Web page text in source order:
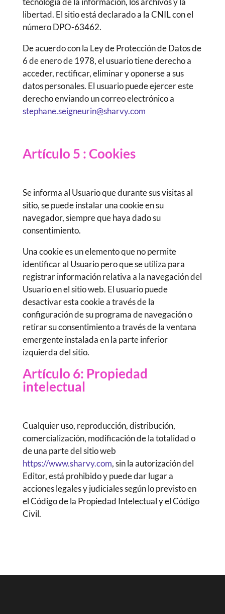
libertad. El sitio está declarado a la CNIL con el
número DPO-63462.
De acuerdo con la Ley de Protección de Datos de
6 de enero de 1978, el usuario tiene derecho a
acceder, rectificar, eliminar y oponerse a sus
datos personales. El usuario puede ejercer este
derecho enviando un correo electrónico a
stephane.seigneurin@sharvy.com
Artículo 5 : Cookies
Se informa al Usuario que durante sus visitas al
sitio, se puede instalar una cookie en su
navegador, siempre que haya dado su
consentimiento.
Una cookie es un elemento que no permite
identificar al Usuario pero que se utiliza para
registrar información relativa a la navegación del
Usuario en el sitio web. El usuario puede
desactivar esta cookie a través de la
configuración de su programa de navegación o
retirar su consentimiento a través de la ventana
emergente instalada en la parte inferior
izquierda del sitio.
Artículo 6: Propiedad
intelectual
Cualquier uso, reproducción, distribución,
comercialización, modificación de la totalidad o
de una parte del sitio web
https://www.sharvy.com, sin la autorización del
Editor, está prohibido y puede dar lugar a
acciones legales y judiciales según lo previsto en
el Código de la Propiedad Intelectual y el Código
Civil.